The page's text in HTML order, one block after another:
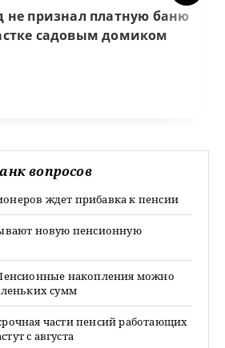
не признал платную баню
садовым домиком
вопросов
ждет прибавка к пенсии
новую пенсионную
накопления можно
сумм
части пенсий работающих
с августа